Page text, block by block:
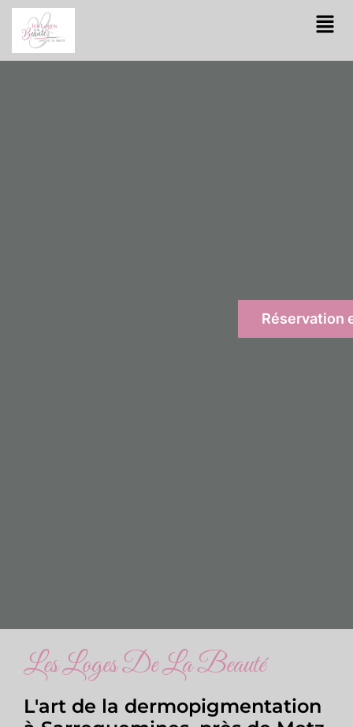
Les Loges De La Beauté
L'art de la dermopigmentation
Réservation